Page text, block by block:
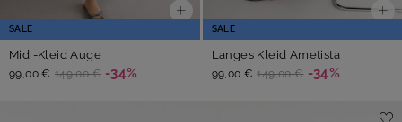
SALE
Midi-Kleid Auge
99,00 € 149,00 € -34%
SALE
Langes Kleid Ametista
99,00 € 149,00 € -34%